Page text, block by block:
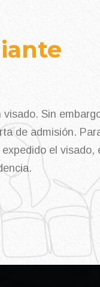
Sin
de admisión.
el visado,